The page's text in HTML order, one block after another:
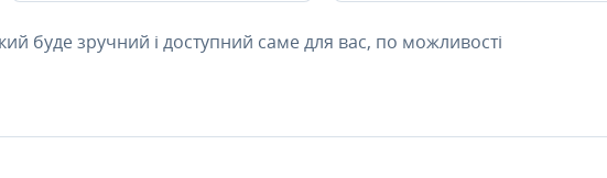
буде зручний і доступний саме для вас, по можливості